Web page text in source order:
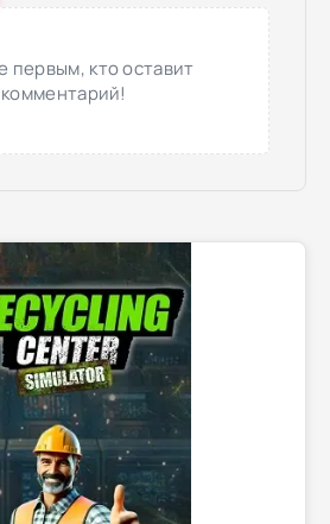
первым, кто оставит
комментарий!